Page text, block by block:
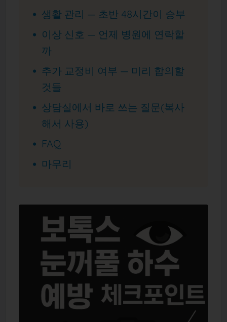
생활 관리 — 초반 48시간이 승부
이상 신호 — 언제 병원에 연락할
까
추가 교정비 여부 — 미리 합의할
것들
상담실에서 바로 쓰는 질문(복사
해서 사용)
FAQ
마무리